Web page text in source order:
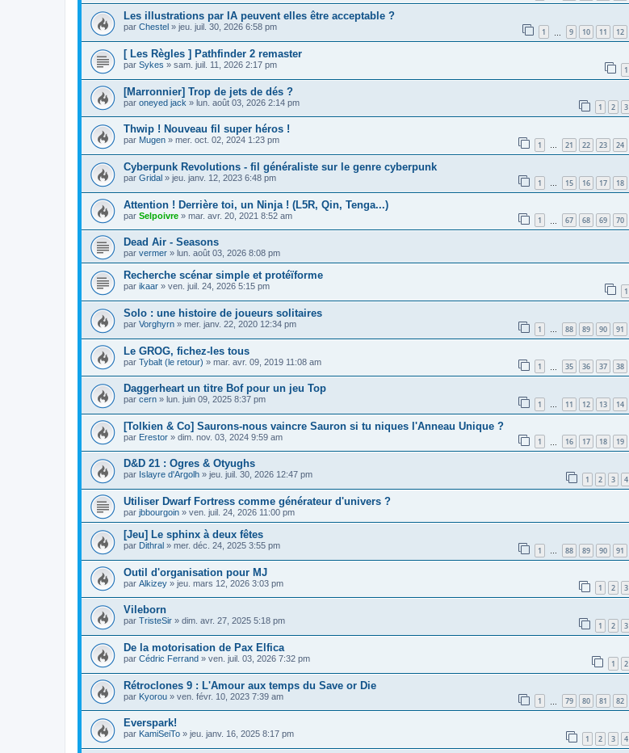
Les illustrations par IA peuvent elles être acceptable ?
par Chestel » jeu. juil. 30, 2026 6:58 pm 1 9 10 11 12
[ Les Règles ] Pathfinder 2 remaster
par Sykes » sam. juil. 11, 2026 2:17 pm 1
[Marronnier] Trop de jets de dés ?
par oneyed jack » lun. août 03, 2026 2:14 pm 1 2 3
Thwip ! Nouveau fil super héros !
par Mugen » mer. oct. 02, 2024 1:23 pm 1 … 21 22 23 24
Cyberpunk Revolutions - fil généraliste sur le genre cyberpunk
par Gridal » jeu. janv. 12, 2023 6:48 pm 1 … 15 16 17 18
Attention ! Derrière toi, un Ninja ! (L5R, Qin, Tenga...)
par Selpoivre » mar. avr. 20, 2021 8:52 am 1 67 68 69 70
Dead Air - Seasons
par vermer » lun. août 03, 2026 8:08 pm
Recherche scénar simple et protéïforme
par ikaar » ven. juil. 24, 2026 5:15 pm 1
Solo : une histoire de joueurs solitaires
par Vorghyrn » mer. janv. 22, 2020 12:34 pm 1 … 88 89 90 91
Le GROG, fichez-les tous
par Tybalt (le retour) » mar. avr. 09, 2019 11:08 am 1 35 36 37 38
Daggerheart un titre Bof pour un jeu Top
par cern » lun. juin 09, 2025 8:37 pm 1 … 11 12 13 14
[Tolkien & Co] Saurons-nous vaincre Sauron si tu niques l'Anneau Unique ?
par Erestor » dim. nov. 03, 2024 9:59 am 1 16 17 18 19
D&D 21 : Ogres & Otyughs
par Islayre d'Argolh » jeu. juil. 30, 2026 12:47 pm 1 2 3 4
Utiliser Dwarf Fortress comme générateur d'univers ?
par jbbourgoin » ven. juil. 24, 2026 11:00 pm
[Jeu] Le sphinx à deux fêtes
par Dithral » mer. déc. 24, 2025 3:55 pm 1 … 88 89 90 91
Outil d'organisation pour MJ
par Alkizey » jeu. mars 12, 2026 3:03 pm 1 2 3
Vileborn
par TristeSir » dim. avr. 27, 2025 5:18 pm 1 2 3
De la motorisation de Pax Elfica
par Cédric Ferrand » ven. juil. 03, 2026 7:32 pm 1 2
Rétroclones 9 : L'Amour aux temps du Save or Die
par Kyorou » ven. févr. 10, 2023 7:39 am 1 79 80 81 82
Everspark!
par KamiSeiTo » jeu. janv. 16, 2025 8:17 pm 1 2 3 4